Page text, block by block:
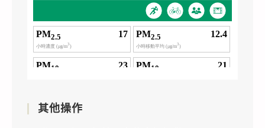
其他操作